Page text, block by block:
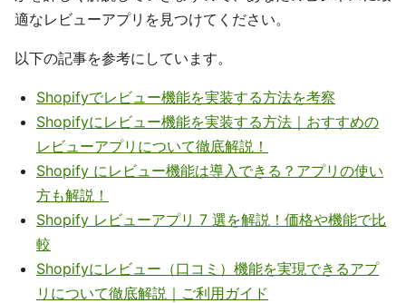
適なレビューアプリを見つけてください。
以下の記事を参考にしています。
Shopifyでレビュー機能を実装する方法を考察
Shopifyにレビュー機能を実装する方法｜おすすめの
レビューアプリについて徹底解説！
Shopify にレビュー機能は導入できる？アプリの使い
方も解説！
Shopify レビューアプリ 7 選を解説！価格や機能で比
較
Shopifyにレビュー（口コミ）機能を実現できるアプ
リについて徹底解説｜ご利用ガイド